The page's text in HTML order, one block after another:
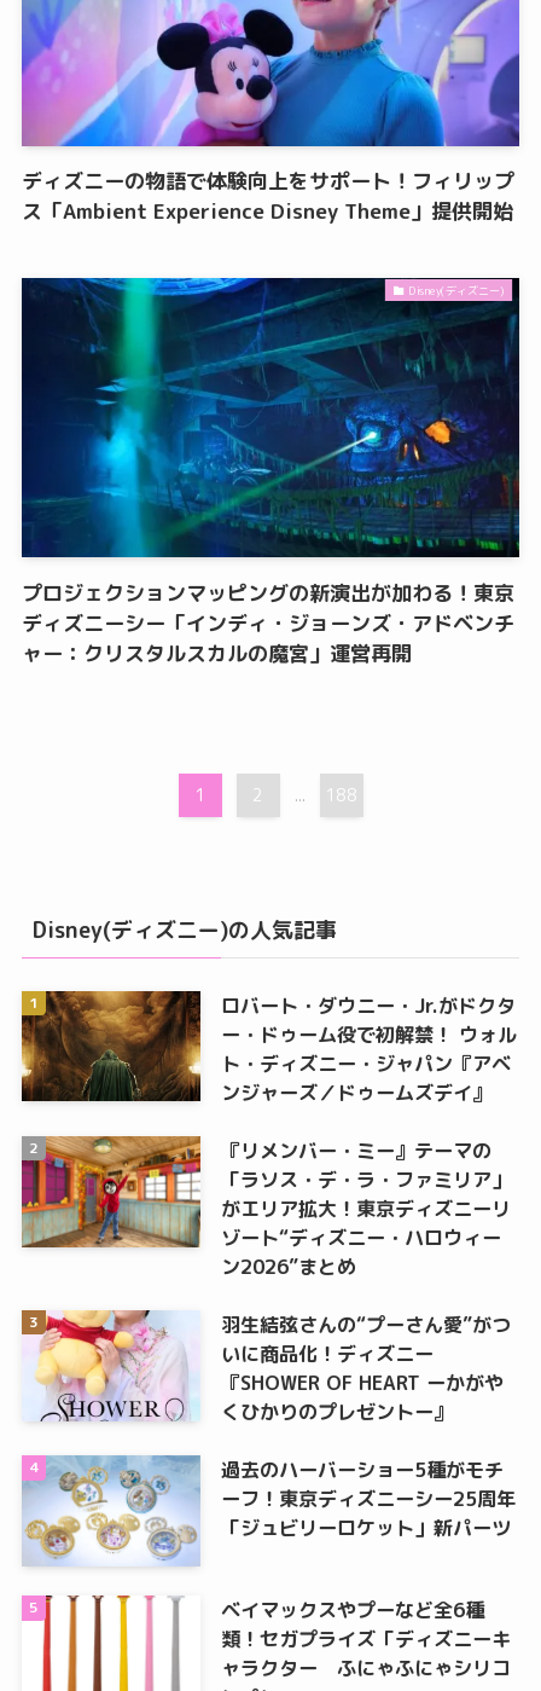
ディズニーの物語で体験向上をサポート！フィリップ
ス「Ambient Experience Disney Theme」提供開始
Disney(ディズニー)
プロジェクションマッピングの新演出が加わる！東京
ディズニーシー「インディ・ジョーンズ・アドベンチ
ャー：クリスタルスカルの魔宮」運営再開
1 2 ... 188
Disney(ディズニー)の人気記事
ロバート・ダウニー・Jr.がドクタ
ー・ドゥーム役で初解禁！ ウォル
ト・ディズニー・ジャパン『アベ
ンジャーズ／ドゥームズデイ』
『リメンバー・ミー』テーマの
「ラソス・デ・ラ・ファミリア」
がエリア拡大！東京ディズニーリ
ゾート“ディズニー・ハロウィー
ン2026”まとめ
羽生結弦さんの“プーさん愛”がつ
いに商品化！ディズニー
『SHOWER OF HEART ーかがや
くひかりのプレゼントー』
過去のハーバーショー5種がモチ
ーフ！東京ディズニーシー25周年
「ジュビリーロケット」新パーツ
ベイマックスやプーなど全6種
類！セガプライズ「ディズニーキ
ャラクター ふにゃふにゃシリコ